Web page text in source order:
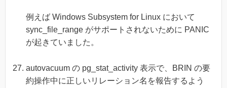
例えば Windows Subsystem for Linux において
sync_file_range がサポートされないために PANIC
が起きていました。
autovacuum の pg_stat_activity 表示で、BRIN の要
約操作中に正しいリレーション名を報告するよう